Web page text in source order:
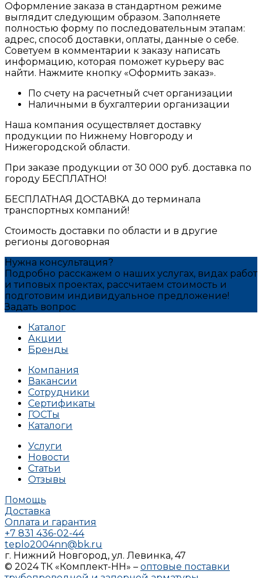
Оформление заказа в стандартном режиме
выглядит следующим образом. Заполняете
полностью форму по последовательным этапам:
адрес, способ доставки, оплаты, данные о себе.
Советуем в комментарии к заказу написать
информацию, которая поможет курьеру вас
найти. Нажмите кнопку «Оформить заказ».
По счету на расчетный счет организации
Наличными в бухгалтерии организации
Наша компания осуществляет доставку
продукции по Нижнему Новгороду и
Нижегородской области.
При заказе продукции от 30 000 руб. доставка по
городу БЕСПЛАТНО!
БЕСПЛАТНАЯ ДОСТАВКА до терминала
транспортных компаний!
Стоимость доставки по области и в другие
регионы договорная
Нужна консультация?
Подробно расскажем о наших услугах, видах работ
и типовых проектах, рассчитаем стоимость и
подготовим индивидуальное предложение!
Задать вопрос
Каталог
Акции
Бренды
Компания
Вакансии
Сотрудники
Сертификаты
ГОСТы
Каталоги
Услуги
Новости
Статьи
Отзывы
Помощь
Доставка
Оплата и гарантия
+7 831 436-02-44
teplo2004nn@bk.ru
г. Нижний Новгород, ул. Левинка, 47
© 2024 ТК «Комплект-НН» – оптовые поставки